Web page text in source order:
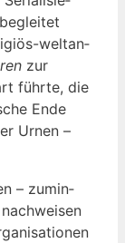
welt­an­
zur
führ­te, die
Ende
Urnen –
– zumin­